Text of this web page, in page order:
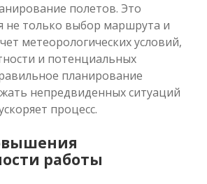
полетов. Это
не только выбор маршрута и
метеорологических условий,
и потенциальных
планирование
непредвиденных ситуаций
процесс.
работы